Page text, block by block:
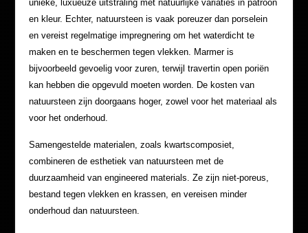
unieke, luxueuze uitstraling met natuurlijke variaties in patroon
en kleur. Echter, natuursteen is vaak poreuzer dan porselein
en vereist regelmatige impregnering om het waterdicht te
maken en te beschermen tegen vlekken. Marmer is
bijvoorbeeld gevoelig voor zuren, terwijl travertin open poriën
kan hebben die opgevuld moeten worden. De kosten van
natuursteen zijn doorgaans hoger, zowel voor het materiaal als
voor het onderhoud.
Samengestelde materialen, zoals kwartscomposiet,
combineren de esthetiek van natuursteen met de
duurzaamheid van engineered materials. Ze zijn niet-poreus,
bestand tegen vlekken en krassen, en vereisen minder
onderhoud dan natuursteen.